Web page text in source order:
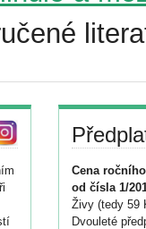
Cena
od čísla 1/
Živy (tedy 59
Dvouleté